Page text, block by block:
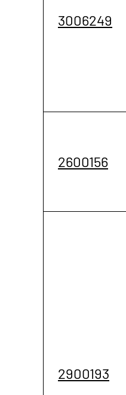
3006249
2600156
2900193